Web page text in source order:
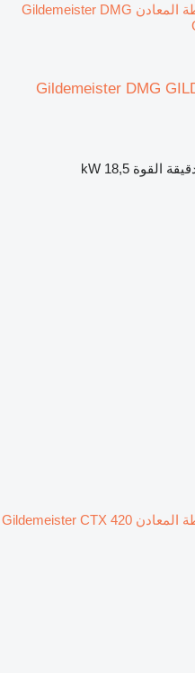
مخرطة المعادن Gildemeister DMG
Gildemeister DMG
القوة 18,5 kW
مخرطة المعادن Gildemeister CTX 420